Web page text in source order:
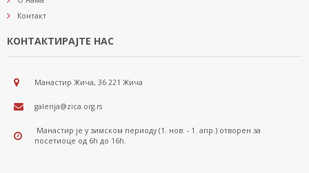
Контакт
КОНТАКТИРАЈТЕ НАС
Манастир Жича, 36 221 Жича
galerija@zica.org.rs
Манастир је у зимском периоду (1. нов. - 1. апр.) отворен за
посетиоце од 6h до 16h.